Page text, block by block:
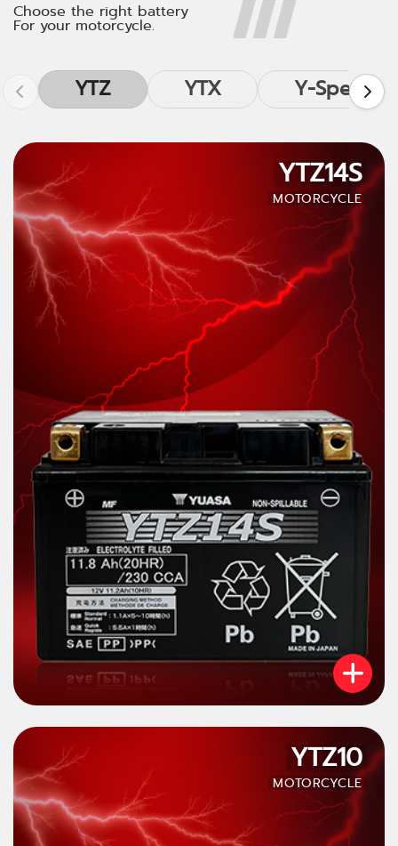
Choose the right battery
For your motorcycle.
YTZ YTX Y-Speed
YTZ14S
MOTORCYCLE
YTZ10
MOTORCYCLE